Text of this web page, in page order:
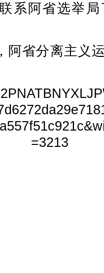
系阿省选举
阿省分离主义